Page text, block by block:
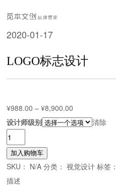
2020-01-17
LOGO标志设计
¥988.00 –¥8,900.00
设计师级别
清除
LOGO
标
志
设
加入购物车
SKU： N/A 分类：视觉设计 标签：
描述